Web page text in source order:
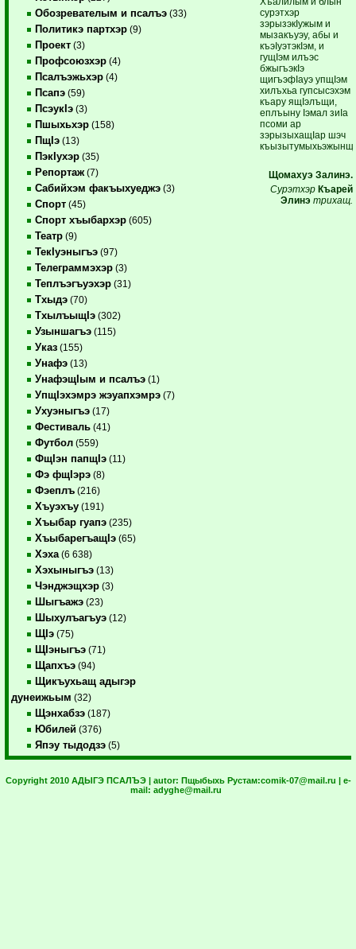
Обозревателым и псалъэ (33)
Политикэ партхэр (9)
Проект (3)
Профсоюзхэр (4)
Псалъэжьхэр (4)
Псапэ (59)
ПсэукIэ (3)
Пшыхьхэр (158)
ПщIэ (13)
ПэкIухэр (35)
Репортаж (7)
Сабийхэм факъыхуеджэ (3)
Спорт (45)
Спорт хъыбархэр (605)
Театр (9)
ТекIуэныгъэ (97)
Телеграммэхэр (3)
Теплъэгъуэхэр (31)
Тхыдэ (70)
ТхылъыщIэ (302)
Узыншагъэ (115)
Указ (155)
Унафэ (13)
УнафэщIым и псалъэ (1)
УпщIэхэмрэ жэуапхэмрэ (7)
Ухуэныгъэ (17)
Фестиваль (41)
Футбол (559)
ФщIэн папщIэ (11)
Фэ фщIэрэ (8)
Фэеплъ (216)
Хъуэхъу (191)
Хъыбар гуапэ (235)
ХъыбарегъащIэ (65)
Хэха (6 638)
Хэхыныгъэ (13)
Чэнджэщхэр (3)
Шыгъажэ (23)
Шыхулъагъуэ (12)
ЩIэ (75)
ЩIэныгъэ (71)
Щапхъэ (94)
Щикъухьащ адыгэр
дунеижьым (32)
Щэнхабзэ (187)
Юбилей (376)
Япэу тыдодзэ (5)
сурэтхэр
зэрызэкIужым и
мызакъуэу, абы и
къэIуэтэкIэм, и
гущIэм илъэс
бжыгъэкIэ
щигъэфIауэ упщIэм
хилъхьа гупсысэхэм
къару ящIэлъщи,
еплъыну Iэмал зиIа
псоми ар
зэрызыхащIар шэч
къызытумыхьэжынщ.
Щомахуэ Залинэ.
Сурэтхэр Къарей
Элинэ трихащ.
Copyright 2010 АДЫГЭ ПСАЛЪЭ | autor: Пщыбыхь Рустам:comik-07@mail.ru | e-
mail: adyghe@mail.ru